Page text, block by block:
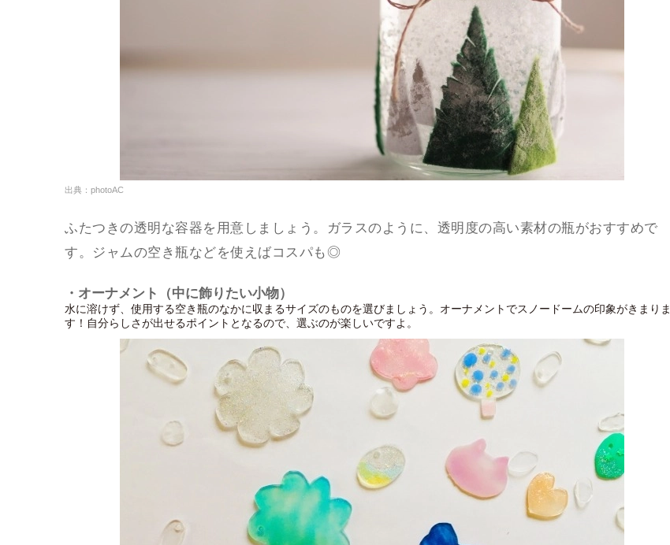
出典：photoAC
ふたつきの透明な容器を用意しましょう。ガラスのように、透明度の高い素材の瓶がおすすめで
す。ジャムの空き瓶などを使えばコスパも◎
・オーナメント（中に飾りたい小物）
水に溶けず、使用する空き瓶のなかに収まるサイズのものを選びましょう。オーナメントでスノードームの印象がきまりま
す！自分らしさが出せるポイントとなるので、選ぶのが楽しいですよ。